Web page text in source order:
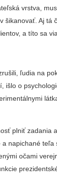
vrstva,
šikanovať. Aj tá
a títo sa
ľudia na
išlo o
plniť zadania
napichané
očami